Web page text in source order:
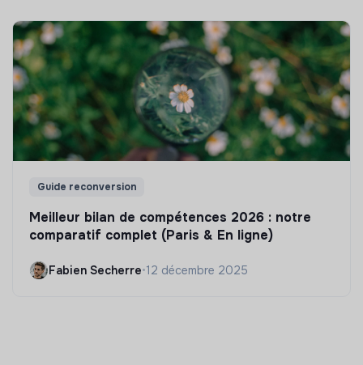
Guide reconversion
Meilleur bilan de compétences 2026 : notre
comparatif complet (Paris & En ligne)
Fabien Secherre•12 décembre 2025